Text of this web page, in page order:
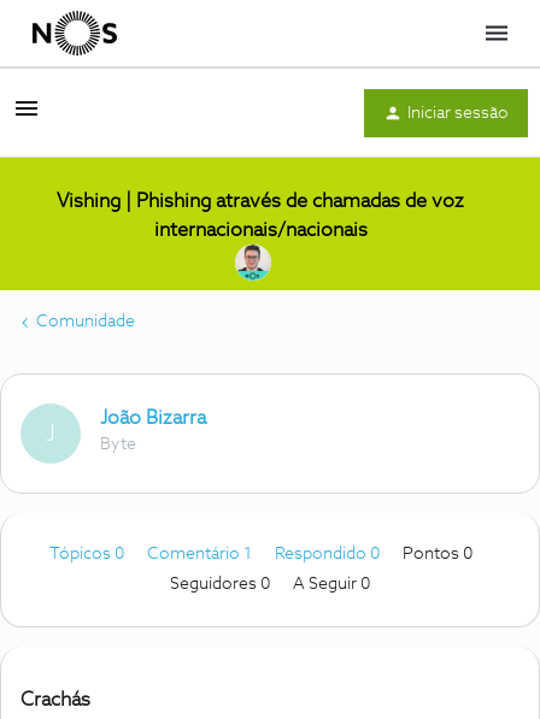
Menu
Iniciar sessão
Vishing | Phishing através de chamadas de voz
internacionais/nacionais
Comunidade
J
João Bizarra
Byte
Tópicos 0 Comentário 1 Respondido 0
Pontos 0
Seguidores 0 A Seguir 0
Crachás